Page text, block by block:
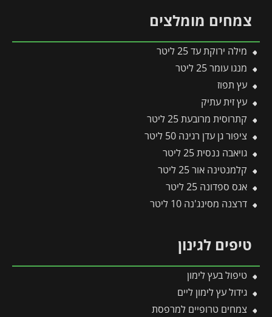
צמחים מומלצים
מילה ירוקת עד 25 ליטר
מנגו עומר 25 ליטר
עץ תפוז
עץ זית עתיק
קתרוסית מרובעת 25 ליטר
ציפור גן עדן רגינה 50 ליטר
גויאבה ננסית 25 ליטר
קלמנטינה אור 25 ליטר
אגס ספדונה 25 ליטר
דרצנה מסינג'נה 10 ליטר
טיפים לגינון
טיפול בעץ לימון
גידול עץ לימון ליים
צמחים טרופיים למרפסת